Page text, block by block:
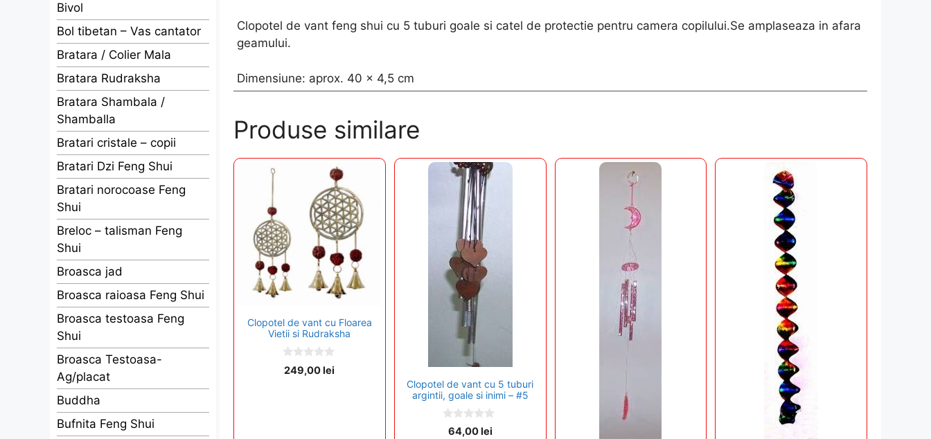
Clopotel de vant feng shui cu 5 tuburi goale si catel de protectie pentru camera copilului.Se amplaseaza in afara
geamului.
Dimensiune: aprox. 40 x 4,5 cm
Produse similare
Clopotel de vant cu Floarea
Vietii si Rudraksha
0
o
249,00lei
Clopotel de vant cu 5 tuburi
argintii, goale si inimi – #5
64,00lei
Bivol
Bol tibetan – Vas cantator
Bratara / Colier Mala
Bratara Rudraksha
Bratara Shambala /
Shamballa
Bratari cristale – copii
Bratari Dzi Feng Shui
Bratari norocoase Feng
Shui
Breloc – talisman Feng
Shui
Broasca jad
Broasca raioasa Feng Shui
Broasca testoasa Feng
Shui
Broasca Testoasa-
Ag/placat
Buddha
Bufnita Feng Shui